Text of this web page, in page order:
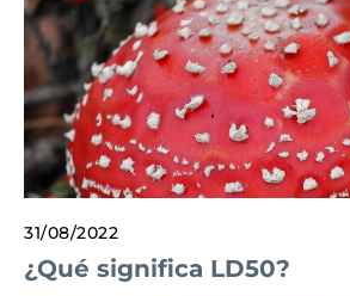
31/08/2022
¿Qué significa LD50?